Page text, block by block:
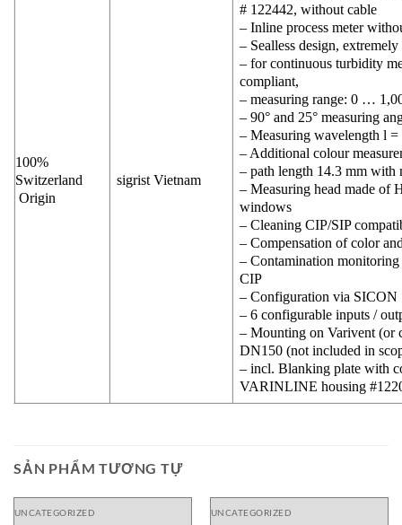
100%
Switzerland
Origin
sigrist Vietnam
# 122442, without cable
– Inline process meter
– Sealless design,
– for continuous turbidity
compliant,
– measuring range: 0 …
– 90° and 25° measuring
– Measuring wavelength l =
– Additional colour
– path length 14.3 mm
– Measuring head made
windows
– Cleaning CIP/SIP
– Compensation of color
– Contamination
CIP
– Configuration via SICON
– 6 configurable inputs /
– Mounting on Varivent
DN150 (not included in
– incl. Blanking plate with
VARINLINE housing
SẢN PHẨM TƯƠNG TỰ
UNCATEGORIZED UNCATEGORIZED